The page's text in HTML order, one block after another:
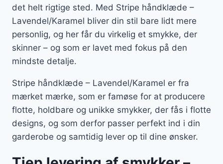
det helt rigtige sted. Med Stripe håndklæde –
Lavendel/Karamel bliver din stil bare lidt mere
personlig, og her får du virkelig et smykke, der
skinner – og som er lavet med fokus på den
mindste detalje.
Stripe håndklæde – Lavendel/Karamel er fra
mærket mærke, som er famøse for at producere
flotte, holdbare og unikke smykker, der fås i flotte
designs, og som derfor passer perfekt ind i din
garderobe og samtidig lever op til dine ønsker.